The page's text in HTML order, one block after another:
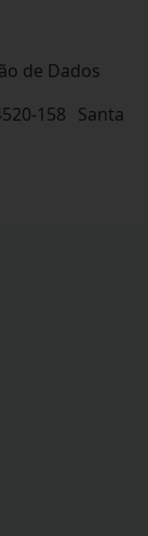
de Dados
158 Santa